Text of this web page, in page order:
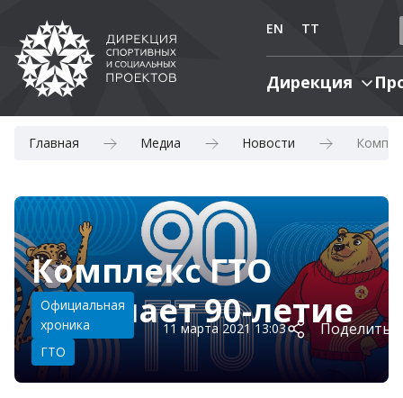
EN TT
Дирекция
Главная Медиа Новости
Комплекс ГТО
отмечает 90-летие
Категория:
Официальная
хроника
ГТО
11 марта 2021 13:03